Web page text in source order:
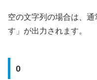
空の文字列の場合は、
す」が出力されます。
0